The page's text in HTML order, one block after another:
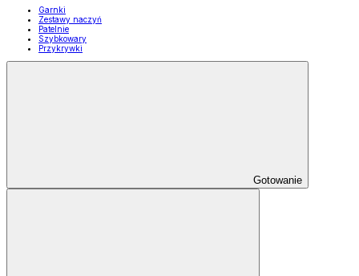
Garnki
Zestawy naczyń
Patelnie
Szybkowary
Przykrywki
Gotowanie